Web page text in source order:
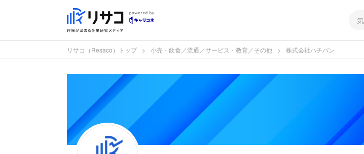
リサコ（Resaco）トップ 小売・飲食／流通／サービス・教育／その他 株式会社ハチバン